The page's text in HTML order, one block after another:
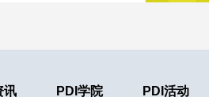
讯 PDI学院 PDI活动